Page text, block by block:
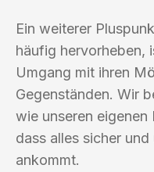
Ein weiterer
häufig hervorheben,
Umgang mit ihren
Gegenständen. Wir
wie unseren
dass alles sicher
ankommt.